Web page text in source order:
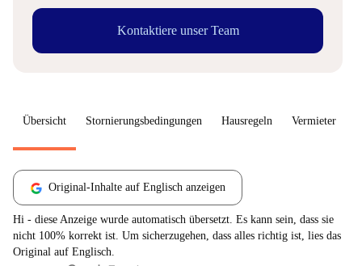
Kontaktiere unser Team
Übersicht Stornierungsbedingungen Hausregeln Vermieter
Original-Inhalte auf Englisch anzeigen
Hi - diese Anzeige wurde automatisch übersetzt. Es kann sein, dass sie
nicht 100% korrekt ist. Um sicherzugehen, dass alles richtig ist, lies das
Original auf Englisch.